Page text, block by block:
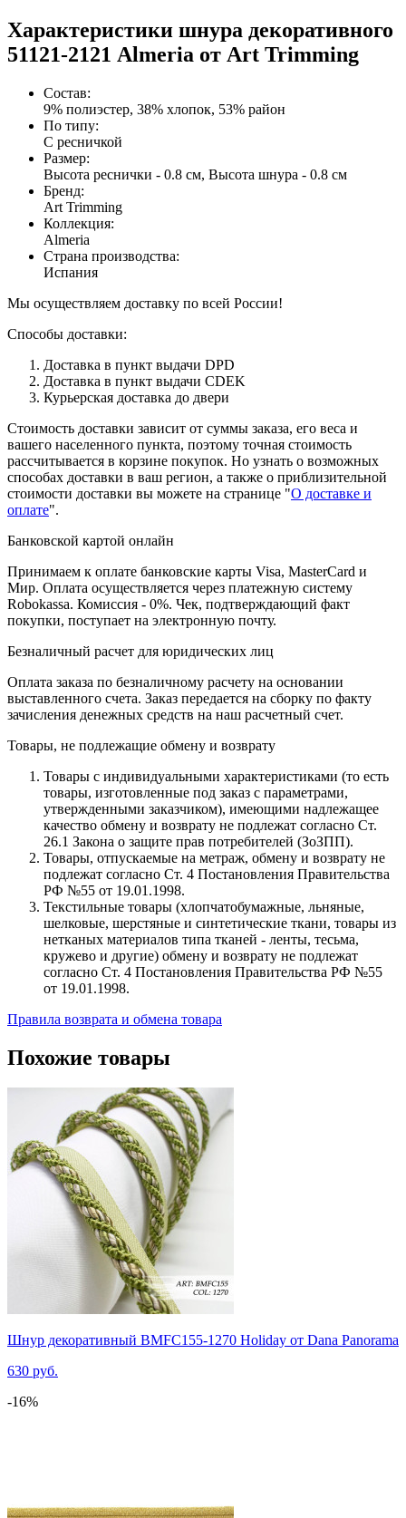
Характеристики шнура декоративного
51121-2121 Almeria от Art Trimming
Состав:
9% полиэстер, 38% хлопок, 53% район
По типу:
С ресничкой
Размер:
Высота реснички - 0.8 см, Высота шнура - 0.8 см
Бренд:
Art Trimming
Коллекция:
Almeria
Страна производства:
Испания
Мы осуществляем доставку по всей России!
Способы доставки:
Доставка в пункт выдачи DPD
Доставка в пункт выдачи CDEK
Курьерская доставка до двери
Стоимость доставки зависит от суммы заказа, его веса и
вашего населенного пункта, поэтому точная стоимость
рассчитывается в корзине покупок. Но узнать о возможных
способах доставки в ваш регион, а также о приблизительной
стоимости доставки вы можете на странице "О доставке и
оплате".
Банковской картой онлайн
Принимаем к оплате банковские карты Visa, MasterCard и
Мир. Оплата осуществляется через платежную систему
Robokassa. Комиссия - 0%. Чек, подтверждающий факт
покупки, поступает на электронную почту.
Безналичный расчет для юридических лиц
Оплата заказа по безналичному расчету на основании
выставленного счета. Заказ передается на сборку по факту
зачисления денежных средств на наш расчетный счет.
Товары, не подлежащие обмену и возврату
Товары с индивидуальными характеристиками (то есть
товары, изготовленные под заказ с параметрами,
утвержденными заказчиком), имеющими надлежащее
качество обмену и возврату не подлежат согласно Ст.
26.1 Закона о защите прав потребителей (ЗоЗПП).
Товары, отпускаемые на метраж, обмену и возврату не
подлежат согласно Ст. 4 Постановления Правительства
РФ №55 от 19.01.1998.
Текстильные товары (хлопчатобумажные, льняные,
шелковые, шерстяные и синтетические ткани, товары из
нетканых материалов типа тканей - ленты, тесьма,
кружево и другие) обмену и возврату не подлежат
согласно Ст. 4 Постановления Правительства РФ №55
от 19.01.1998.
Правила возврата и обмена товара
Похожие товары
Шнур декоративный BMFC155-1270 Holiday от Dana Panorama
630 руб.
-16%